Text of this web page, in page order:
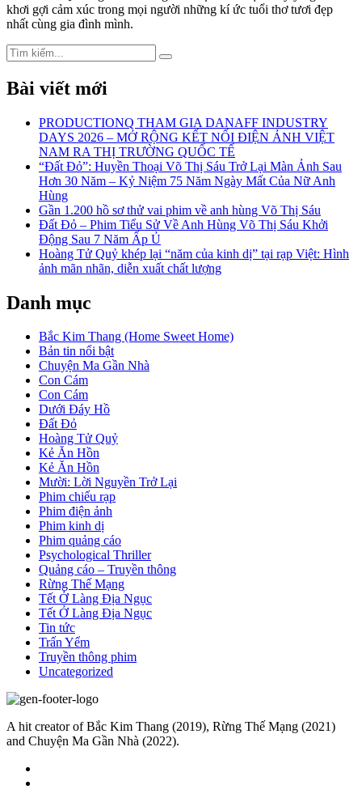
khơi gợi cảm xúc trong mọi người những kí ức tuổi thơ tươi đẹp
nhất cùng gia đình mình.
Search
for:
Search
Bài viết mới
PRODUCTIONQ THAM GIA DANAFF INDUSTRY
DAYS 2026 – MỞ RỘNG KẾT NỐI ĐIỆN ẢNH VIỆT
NAM RA THỊ TRƯỜNG QUỐC TẾ
“Đất Đỏ”: Huyền Thoại Võ Thị Sáu Trở Lại Màn Ảnh Sau
Hơn 30 Năm – Kỷ Niệm 75 Năm Ngày Mất Của Nữ Anh
Hùng
Gần 1.200 hồ sơ thử vai phim về anh hùng Võ Thị Sáu
Đất Đỏ – Phim Tiểu Sử Về Anh Hùng Võ Thị Sáu Khởi
Động Sau 7 Năm Ấp Ủ
Hoàng Tử Quỷ khép lại “năm của kinh dị” tại rạp Việt: Hình
ảnh mãn nhãn, diễn xuất chất lượng
Danh mục
Bắc Kim Thang (Home Sweet Home)
Bản tin nổi bật
Chuyện Ma Gần Nhà
Con Cám
Con Cám
Dưới Đáy Hồ
Đất Đỏ
Hoàng Tử Quỷ
Kẻ Ăn Hồn
Kẻ Ăn Hồn
Mười: Lời Nguyền Trở Lại
Phim chiếu rạp
Phim điện ảnh
Phim kinh dị
Phim quảng cáo
Psychological Thriller
Quảng cáo – Truyền thông
Rừng Thế Mạng
Tết Ở Làng Địa Ngục
Tết Ở Làng Địa Ngục
Tin tức
Trấn Yểm
Truyền thông phim
Uncategorized
A hit creator of Bắc Kim Thang (2019), Rừng Thế Mạng (2021)
and Chuyện Ma Gần Nhà (2022).